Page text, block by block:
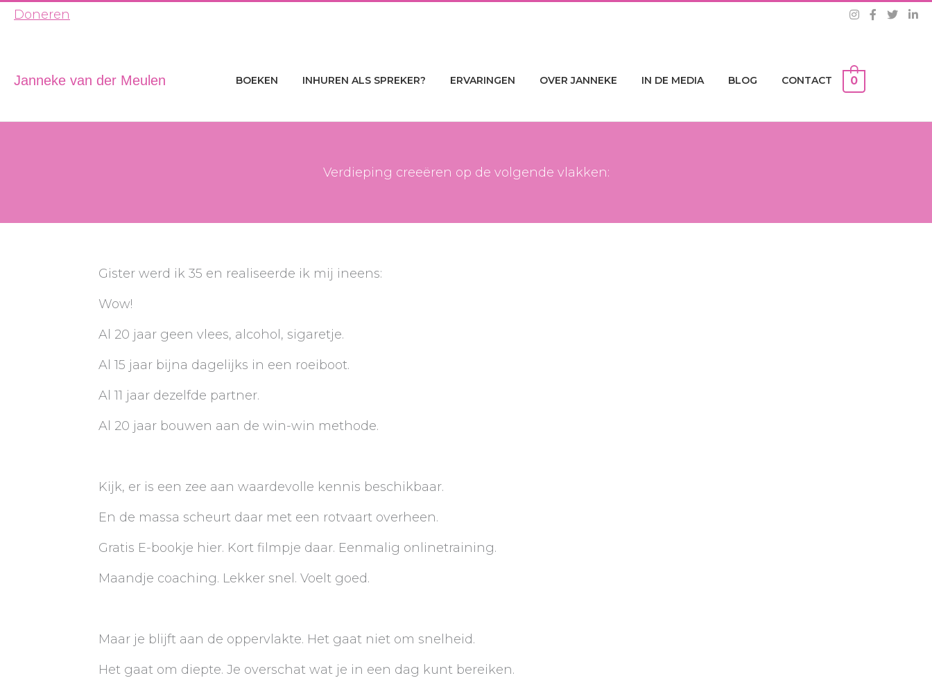
GaDoneren
Janneke van der Meulen BOEKEN INHUREN ALS SPREKER? ERVARINGEN OVER JANNEKE IN DE MEDIA BLOG CONTACT 0
Verdieping creeëren op de volgende vlakken:
Gister werd ik 35 en realiseerde ik mij ineens:
Wow!
Al 20 jaar geen vlees, alcohol, sigaretje.
Al 15 jaar bijna dagelijks in een roeiboot.
Al 11 jaar dezelfde partner.
Al 20 jaar bouwen aan de win-win methode.
Kijk, er is een zee aan waardevolle kennis beschikbaar.
En de massa scheurt daar met een rotvaart overheen.
Gratis E-bookje hier. Kort filmpje daar. Eenmalig onlinetraining.
Maandje coaching. Lekker snel. Voelt goed.
Maar je blijft aan de oppervlakte. Het gaat niet om snelheid.
Het gaat om diepte. Je overschat wat je in een dag kunt bereiken.